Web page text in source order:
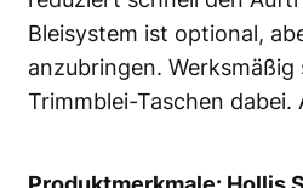
Bleisystem ist optional,
anzubringen.
Trimmblei-Taschen